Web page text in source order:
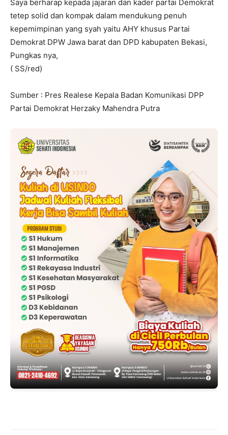
Saya berharap kepada jajaran dan kader partai Demokrat
tetep solid dan kompak dalam mendukung penuh
kepemimpinan yang syah yaitu AHY khusus Partai
Demokrat DPW Jawa barat dan DPD kabupaten Bekasi,
Pungkas nya,
( SS/red)
Sumber : Pres Realese Kepala Badan Komunikasi DPP
Partai Demokrat Herzaky Mahendra Putra